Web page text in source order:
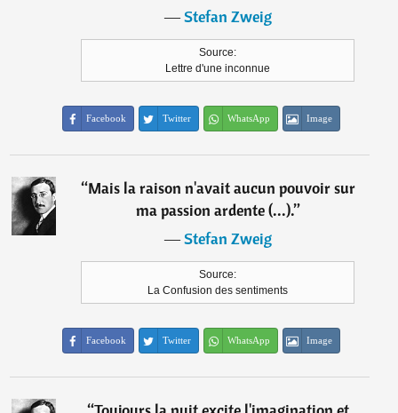
―Stefan Zweig
Source:
Lettre d'une inconnue
Facebook Twitter WhatsApp Image
“Mais la raison n'avait aucun pouvoir sur
ma passion ardente (...).”
―Stefan Zweig
Source:
La Confusion des sentiments
Facebook Twitter WhatsApp Image